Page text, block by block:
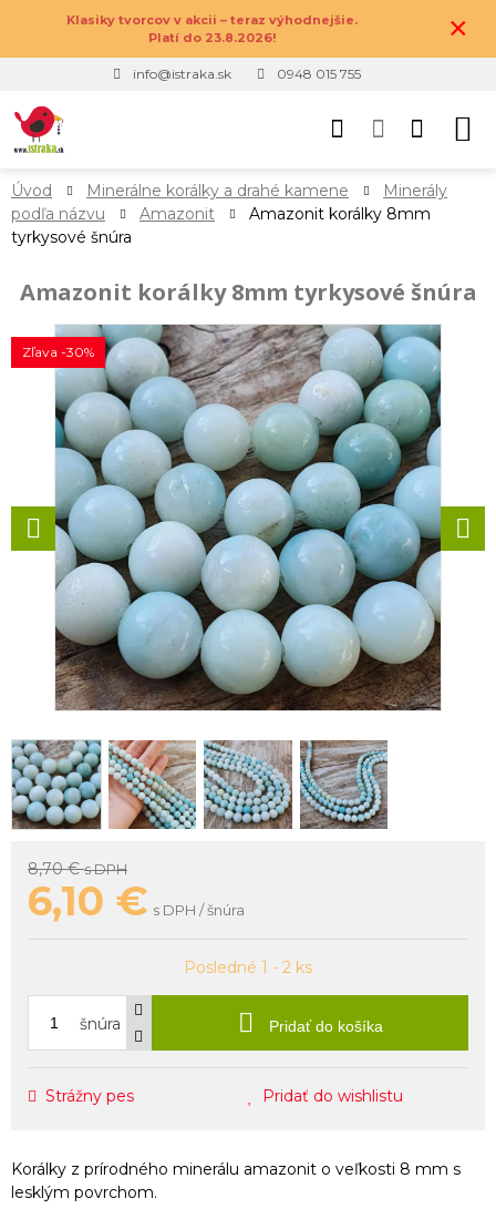
Klasiky tvorcov v akcii – teraz výhodnejšie.
Platí do 23.8.2026!
×
info@istraka.sk 0948 015 755
Úvod Minerálne korálky a drahé kamene
Minerály
podľa názvu
Amazonit
Amazonit korálky 8mm
tyrkysové šnúra
Amazonit korálky 8mm tyrkysové šnúra
Zľava -30%
8,70 €s DPH
6,10 € s DPH / šnúra
Posledné 1 - 2 ks
šnúra Pridať do košíka
Strážny pes Pridať do wishlistu
Korálky z prírodného minerálu amazonit o veľkosti 8 mm s
lesklým povrchom.